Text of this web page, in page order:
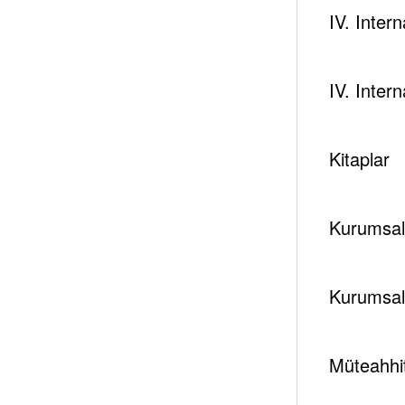
IV.
IV.
Kitaplar
konusundaki görüşlerinin ilk açıklamalar arasında
tespambackup@gmail.com
Barış